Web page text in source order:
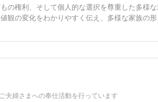
の権利、そして個人的な選択を尊重した多様
観の変化をわかりやすく伝え、多様な家族の
婦さまへの奉仕活動を行っています